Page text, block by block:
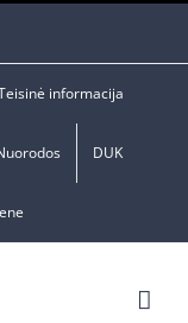
informacija
DUK